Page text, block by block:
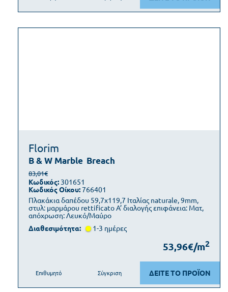
Florim
B & W Marble Breach
Πλακάκια δαπέδου 59,7x119,7 Ιταλίας naturale, 9mm,
στυλ: μαρμάρου rettificato Α’ διαλογής επιφάνεια: Ματ,
απόχρωση: Λευκό/Μαύρο
83,01€
Κωδικός: 301651
Κωδικός Οίκου:766401
Διαθεσιμότητα: 1-3 ημέρες
53,96€/m2
ΔΕΙΤΕ ΤΟ ΠΡΟΪΟΝ
Επιθυμητό Σύγκριση